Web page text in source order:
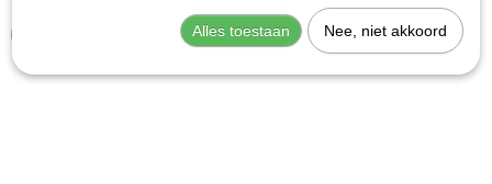
Alles toestaan Nee, niet akkoord